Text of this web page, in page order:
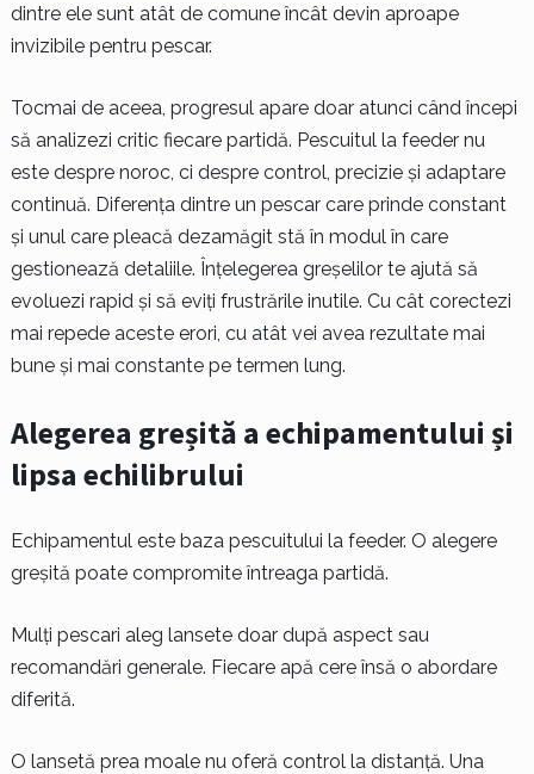
dintre ele sunt atât de comune încât devin aproape
invizibile pentru pescar.
Tocmai de aceea, progresul apare doar atunci când începi
să analizezi critic fiecare partidă. Pescuitul la feeder nu
este despre noroc, ci despre control, precizie și adaptare
continuă. Diferența dintre un pescar care prinde constant
și unul care pleacă dezamăgit stă în modul în care
gestionează detaliile. Înțelegerea greșelilor te ajută să
evoluezi rapid și să eviți frustrările inutile. Cu cât corectezi
mai repede aceste erori, cu atât vei avea rezultate mai
bune și mai constante pe termen lung.
Alegerea greșită a echipamentului și
lipsa echilibrului
Echipamentul este baza pescuitului la feeder. O alegere
greșită poate compromite întreaga partidă.
Mulți pescari aleg lansete doar după aspect sau
recomandări generale. Fiecare apă cere însă o abordare
diferită.
O lansetă prea moale nu oferă control la distanță. Una